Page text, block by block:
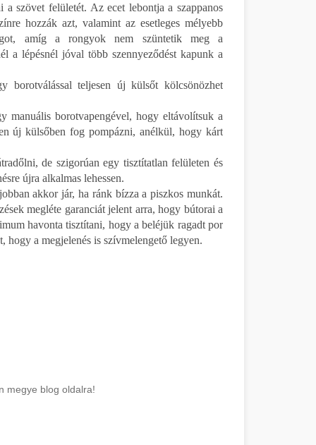
a szövet felületét. Az ecet lebontja a szappanos
hozzák azt, valamint az esetleges mélyebb
amíg a rongyok nem szüntetik meg a
a lépésnél jóval több szennyeződést kapunk a
teljesen új külsőt kölcsönözhet
manuális borotvapengével, hogy eltávolítsuk a
új külsőben fog pompázni, anélkül, hogy kárt
de szigorúan egy tisztítatlan felületen és
újra alkalmas lehessen.
akkor jár, ha ránk bízza a piszkos munkát.
megléte garanciát jelent arra, hogy bútorai a
havonta tisztítani, hogy a beléjük ragadt por
hogy a megjelenés is szívmelengető legyen.
megye blog oldalra!